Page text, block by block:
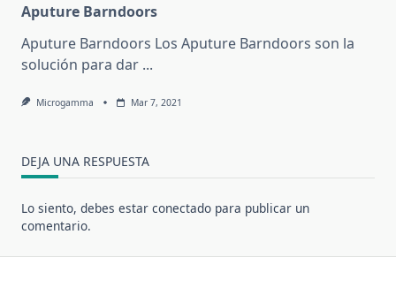
Aputure Barndoors
Aputure Barndoors Los Aputure Barndoors son la
solución para dar ...
Microgamma Mar 7, 2021
DEJA UNA RESPUESTA
Lo siento, debes estar conectado para publicar un
comentario.